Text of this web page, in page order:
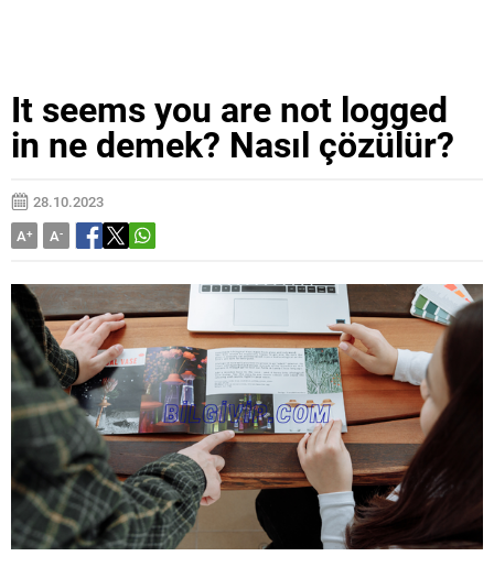
It seems you are not logged
in ne demek? Nasıl çözülür?
28.10.2023
A+ A-